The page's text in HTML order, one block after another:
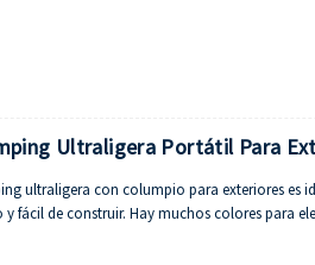
Ultraligera Portátil Para
ultraligera con columpio para exteriores es
y fácil de construir. Hay muchos colores para